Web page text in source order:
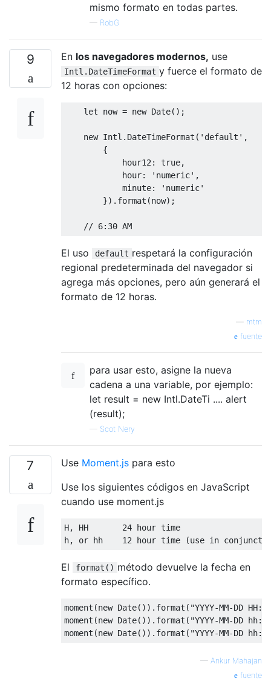
mismo formato en todas partes.
— RobG
9 En los navegadores modernos, use
Intl.DateTimeFormat y fuerce el formato de
12 horas con opciones:
let now = new Date();
new Intl . DateTimeFormat ( 'default' ,
{
            hour12
: true,
            hour
: 'numeric' ,
            minute
:
'numeric'
}). format (now);
// 6:30 AM
El uso default respetará la configuración
regional predeterminada del navegador si
agrega más opciones, pero aún generará el
formato de 12 horas.
mtm
fuente
para usar esto, asigne la nueva
cadena a una variable, por ejemplo:
let result = new Intl.DateTi .... alert
(result);
— Scot Nery
7 Use Moment.js para esto
Use los siguientes códigos en JavaScript
cuando use moment.js
H, HH 24 hour time
h, or hh 12 hour time (use in
El format() método devuelve la fecha en
formato específico.
moment (new Date()). format ( "YYYY-MM-DD
moment (new Date()). format ( "YYYY-MM-DD
moment (new Date()). format ( "YYYY-MM-DD
— Ankur Mahajan
fuente